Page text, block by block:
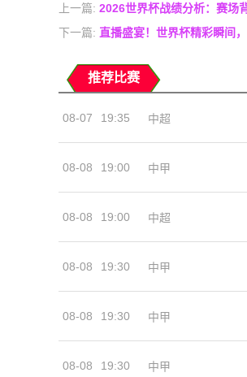
上一篇: 2026世界杯战绩分析：赛场
下一篇: 直播盛宴！世界杯精彩瞬间，
推荐比赛
08-07 19:35 中超
08-08 19:00 中甲
08-08 19:00 中超
08-08 19:30 中甲
08-08 19:30 中甲
08-08 19:30 中甲